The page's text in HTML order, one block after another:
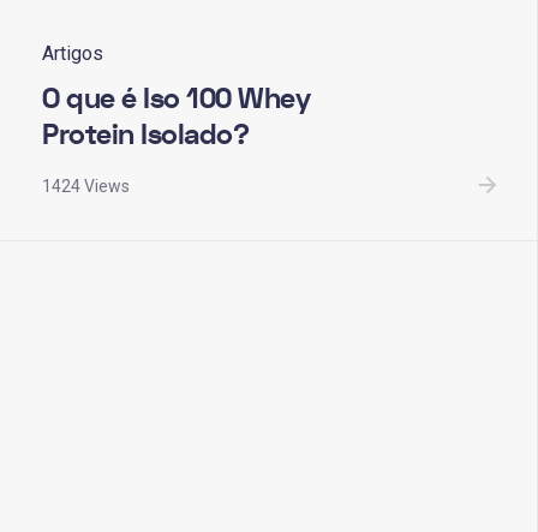
Artigos
O que é Iso 100 Whey
Protein Isolado?
1424 Views